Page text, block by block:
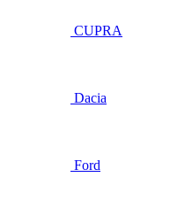
CUPRA
Dacia
Ford